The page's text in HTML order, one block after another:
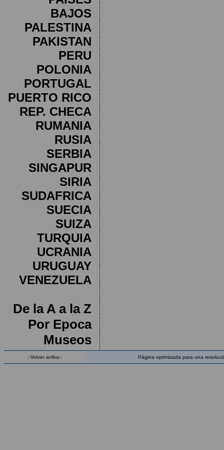
BAJOS
PALESTINA
PAKISTAN
PERU
POLONIA
PORTUGAL
PUERTO RICO
REP. CHECA
RUMANIA
RUSIA
SERBIA
SINGAPUR
SIRIA
SUDAFRICA
SUECIA
SUIZA
TURQUIA
UCRANIA
URUGUAY
VENEZUELA
De la A a la Z
Por Epoca
Museos
::Volver arriba:: Página optimizada para una